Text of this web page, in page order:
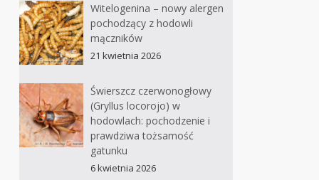
Witelogenina – nowy alergen
pochodzący z hodowli
mączników
21 kwietnia 2026
Świerszcz czerwonogłowy
(Gryllus locorojo) w
hodowlach: pochodzenie i
prawdziwa tożsamość
gatunku
6 kwietnia 2026